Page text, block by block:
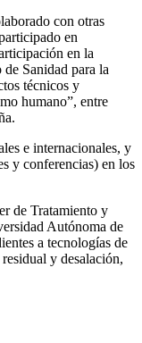
con otras
en
en la
Sanidad para la
técnicos y
humano”, entre
e internacionales, y
y conferencias) en los
de Tratamiento y
Autónoma de
a tecnologías de
y desalación,